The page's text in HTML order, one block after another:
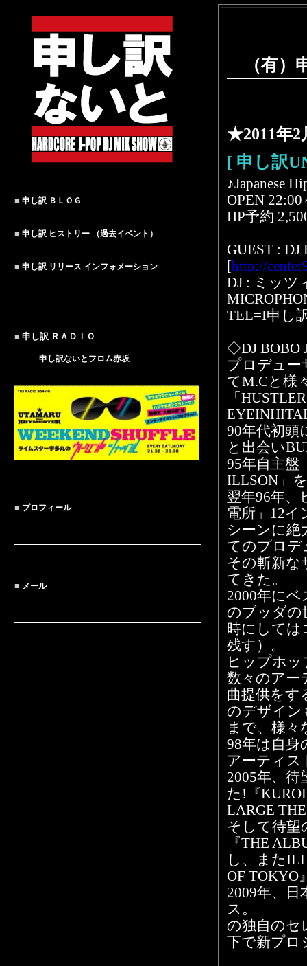
■ 申し訳 ＢＬＯＧ
■ 申し訳 ヒストリー （過去イベント）
■ 申し訳 リリース インフォメーション
■ 申し訳 ＲＡＤＩＯ
申し訳ないとフロム赤坂
■ プロフィール
■ メール
（有）
★2011年2
[ 申し訳
♪Japanese
OPEN
HP予約
GUEST : DJ
[http://
DJ : ミッツ
TEL=I申し
◇DJ BOBO
プロデュー
てM.Cと様
「
90年代初頭
と出会い
95年自主盤
ILLSON」
翌年96年、
電所」12イ
シーンに絶
てのプロデ
その斬新な
てきた。
2000年に
のブッダの
時にしては
残す）。
ヒップホ
数々のアー
曲提供をす
のデザイン
まで、様々
98年は自身
アーティス
2005年、
た!『
LARGE
そして待望
『THE
し、また
OF TOKYO
2009年、
ス。
の独自のセ
下で新プロ